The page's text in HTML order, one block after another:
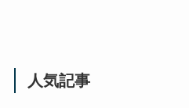
人気記事